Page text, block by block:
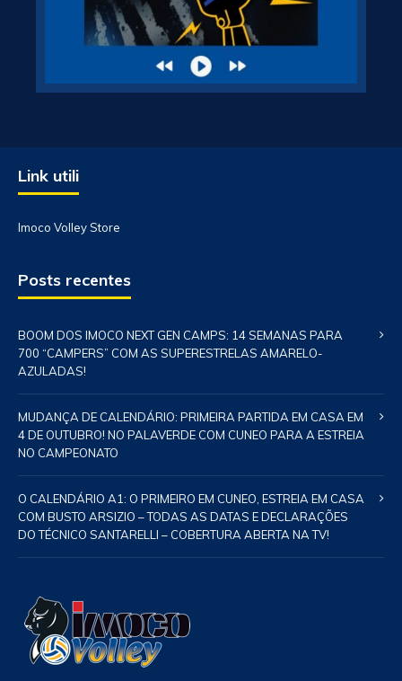
Link utili
Imoco Volley Store
Posts recentes
BOOM DOS IMOCO NEXT GEN CAMPS: 14 SEMANAS PARA
700 “CAMPERS” COM AS SUPERESTRELAS AMARELO-
AZULADAS!
MUDANÇA DE CALENDÁRIO: PRIMEIRA PARTIDA EM CASA EM
4 DE OUTUBRO! NO PALAVERDE COM CUNEO PARA A ESTREIA
NO CAMPEONATO
O CALENDÁRIO A1: O PRIMEIRO EM CUNEO, ESTREIA EM CASA
COM BUSTO ARSIZIO – TODAS AS DATAS E DECLARAÇÕES
DO TÉCNICO SANTARELLI – COBERTURA ABERTA NA TV!